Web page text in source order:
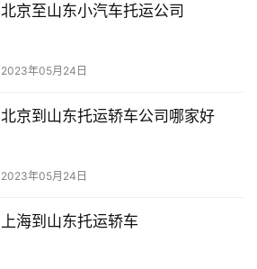
北京至山东小汽车托运公司
2023年05月24日
北京到山东托运轿车公司哪家好
2023年05月24日
上海到山东托运轿车